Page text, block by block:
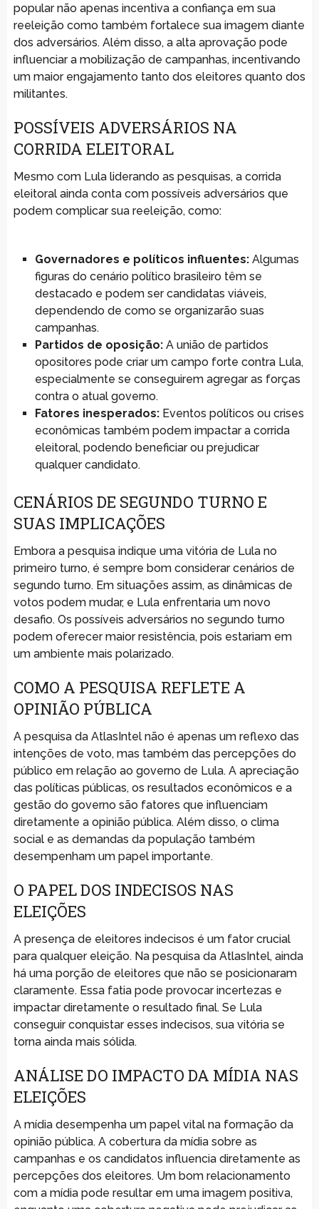
popular não apenas incentiva a confiança em sua
reeleição como também fortalece sua imagem diante
dos adversários. Além disso, a alta aprovação pode
influenciar a mobilização de campanhas, incentivando
um maior engajamento tanto dos eleitores quanto dos
militantes.
POSSÍVEIS ADVERSÁRIOS NA
CORRIDA ELEITORAL
Mesmo com Lula liderando as pesquisas, a corrida
eleitoral ainda conta com possíveis adversários que
podem complicar sua reeleição, como:
Governadores e políticos influentes:Algumas
figuras do cenário político brasileiro têm se
destacado e podem ser candidatas viáveis,
dependendo de como se organizarão suas
campanhas.
Partidos de oposição:A união de partidos
opositores pode criar um campo forte contra Lula,
especialmente se conseguirem agregar as forças
contra o atual governo.
Fatores inesperados:Eventos políticos ou crises
econômicas também podem impactar a corrida
eleitoral, podendo beneficiar ou prejudicar
qualquer candidato.
CENÁRIOS DE SEGUNDO TURNO E
SUAS IMPLICAÇÕES
Embora a pesquisa indique uma vitória de Lula no
primeiro turno, é sempre bom considerar cenários de
segundo turno. Em situações assim, as dinâmicas de
votos podem mudar, e Lula enfrentaria um novo
desafio. Os possíveis adversários no segundo turno
podem oferecer maior resistência, pois estariam em
um ambiente mais polarizado.
COMO A PESQUISA REFLETE A
OPINIÃO PÚBLICA
A pesquisa da AtlasIntel não é apenas um reflexo das
intenções de voto, mas também das percepções do
público em relação ao governo de Lula. A apreciação
das políticas públicas, os resultados econômicos e a
gestão do governo são fatores que influenciam
diretamente a opinião pública. Além disso, o clima
social e as demandas da população também
desempenham um papel importante.
O PAPEL DOS INDECISOS NAS
ELEIÇÕES
A presença de eleitores indecisos é um fator crucial
para qualquer eleição. Na pesquisa da AtlasIntel, ainda
há uma porção de eleitores que não se posicionaram
claramente. Essa fatia pode provocar incertezas e
impactar diretamente o resultado final. Se Lula
conseguir conquistar esses indecisos, sua vitória se
torna ainda mais sólida.
ANÁLISE DO IMPACTO DA MÍDIA NAS
ELEIÇÕES
A mídia desempenha um papel vital na formação da
opinião pública. A cobertura da mídia sobre as
campanhas e os candidatos influencia diretamente as
percepções dos eleitores. Um bom relacionamento
com a mídia pode resultar em uma imagem positiva,